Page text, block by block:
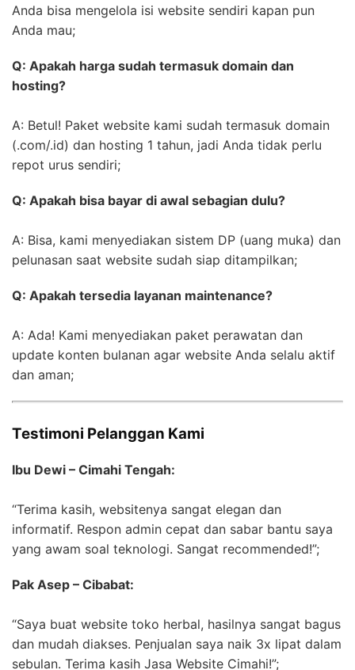
Anda bisa mengelola isi website sendiri kapan pun
Anda mau;
Q: Apakah harga sudah termasuk domain dan
hosting?
A: Betul! Paket website kami sudah termasuk domain
(.com/.id) dan hosting 1 tahun, jadi Anda tidak perlu
repot urus sendiri;
Q: Apakah bisa bayar di awal sebagian dulu?
A: Bisa, kami menyediakan sistem DP (uang muka) dan
pelunasan saat website sudah siap ditampilkan;
Q: Apakah tersedia layanan maintenance?
A: Ada! Kami menyediakan paket perawatan dan
update konten bulanan agar website Anda selalu aktif
dan aman;
Testimoni Pelanggan Kami
Ibu Dewi – Cimahi Tengah:
“Terima kasih, websitenya sangat elegan dan
informatif. Respon admin cepat dan sabar bantu saya
yang awam soal teknologi. Sangat recommended!”;
Pak Asep – Cibabat:
“Saya buat website toko herbal, hasilnya sangat bagus
dan mudah diakses. Penjualan saya naik 3x lipat dalam
sebulan. Terima kasih Jasa Website Cimahi!”;